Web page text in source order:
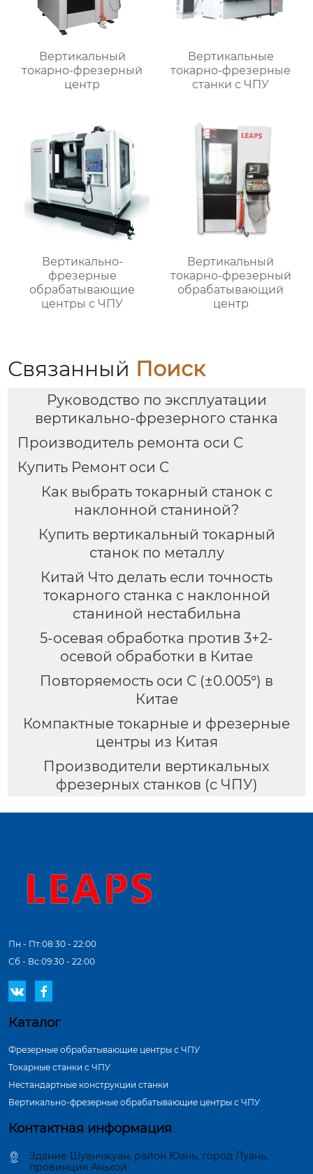
Вертикальный
токарно-фрезерный
центр
Вертикальные
токарно-фрезерные
станки с ЧПУ
Вертикально-
фрезерные
обрабатывающие
центры с ЧПУ
Вертикальный
токарно-фрезерный
обрабатывающий
центр
Связанный Поиск
Руководство по эксплуатации
вертикально-фрезерного станка
Производитель ремонта оси C
Купить Ремонт оси C
Как выбрать токарный станок с
наклонной станиной?
Купить вертикальный токарный
станок по металлу
Китай Что делать если точность
токарного станка с наклонной
станиной нестабильна
5-осевая обработка против 3+2-
осевой обработки в Китае
Повторяемость оси С (±0.005°) в
Китае
Компактные токарные и фрезерные
центры из Китая
Производители вертикальных
фрезерных станков (с ЧПУ)
Пн - Пт:08:30 - 22:00
Сб - Вс:09:30 - 22:00
 
Каталог
Фрезерные обрабатывающие центры с ЧПУ
Токарные станки с ЧПУ
Нестандартные конструкции станки
Вертикально-фрезерные обрабатывающие центры с ЧПУ
Контактная информация
Здание Шуанчжуан, район Юань, город Луань,
провинция Аньхой